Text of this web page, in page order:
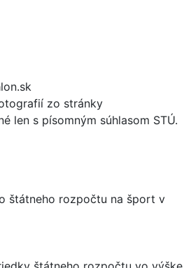
zo stránky
len s písomným súhlasom STÚ.
štátneho rozpočtu na šport v